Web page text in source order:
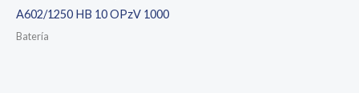
A602/1250 HB 10 OPzV 1000
Batería